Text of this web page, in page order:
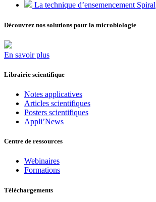
La technique d’ensemencement Spiral
Découvrez nos solutions pour la microbiologie
En savoir plus
Librairie scientifique
Notes applicatives
Articles scientifiques
Posters scientifiques
Appli’News
Centre de ressources
Webinaires
Formations
Téléchargements